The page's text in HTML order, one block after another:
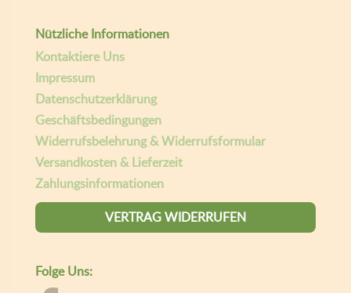
Nützliche Informationen
Kontaktiere Uns
Impressum
Datenschutzerklärung
Geschäftsbedingungen
Widerrufsbelehrung & Widerrufsformular
Versandkosten & Lieferzeit
Zahlungsinformationen
VERTRAG WIDERRUFEN
Folge Uns: